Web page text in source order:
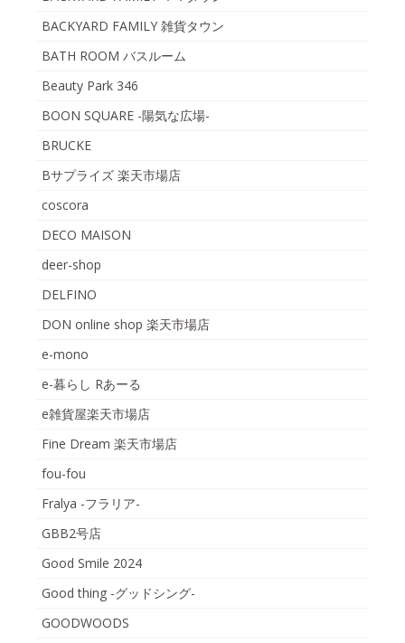
BACKYARD FAMILY 雑貨タウン
BATH ROOM バスルーム
Beauty Park 346
BOON SQUARE -陽気な広場-
BRUCKE
Bサプライズ 楽天市場店
coscora
DECO MAISON
deer-shop
DELFINO
DON online shop 楽天市場店
e-mono
e-暮らし Rあーる
e雑貨屋楽天市場店
Fine Dream 楽天市場店
fou-fou
Fralya -フラリア-
GBB2号店
Good Smile 2024
Good thing -グッドシング-
GOODWOODS